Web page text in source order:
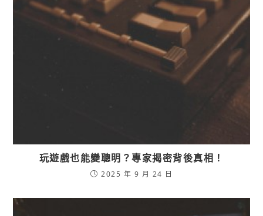
玩遊戲也能變聰明？專家揭密背後真相！
2025 年 9 月 24 日